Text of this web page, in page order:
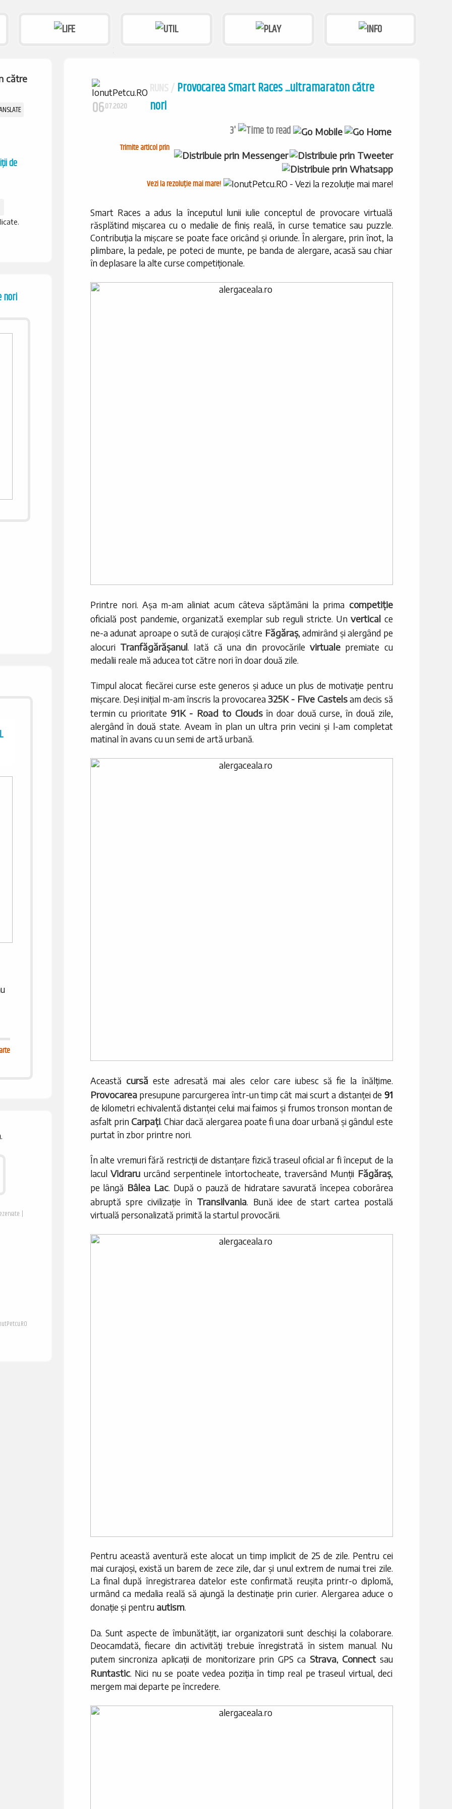
de
nori
|
06.07.2020
RUNS /Provocarea Smart Races ...ultramaraton către
nori
3'
Trimite articol prin
Vezi la rezoluție mai mare!
Smart Races a adus la începutul lunii iulie conceptul de provocare virtuală
răsplătind mișcarea cu o medalie de finiș reală, în curse tematice sau puzzle.
Contribuția la mișcare se poate face oricând și oriunde. În alergare, prin înot, la
plimbare, la pedale, pe poteci de munte, pe banda de alergare, acasă sau chiar
în deplasare la alte curse competiționale.
Printre nori. Așa m-am aliniat acum câteva săptămâni la prima competiție
oficială post pandemie, organizată exemplar sub reguli stricte. Unvertical ce
ne-a adunat aproape o sută de curajoși către Făgăraș, admirând și alergând pe
alocuri Tranfăgărășanul. Iată că una din provocările virtualepremiate cu
medalii reale mă aducea tot către nori în doar două zile.
Timpul alocat fiecărei curse este generos și aduce un plus de motivație pentru
mișcare. Deși inițial m-am înscris la provocarea325K - Five Castelsam decis să
termin cu prioritate 91K - Road to Cloudsîn doar două curse, în două zile,
alergând în două state. Aveam în plan un ultra prin vecini și l-am completat
matinal în avans cu un semi de artă urbană.
Această cursă este adresată mai ales celor care iubesc să fie la înălțime.
Provocareapresupune parcurgerea într-un timp cât mai scurt a distanței de 91
de kilometri echivalentă distanței celui mai faimos și frumos tronson montan de
asfalt prin Carpați. Chiar dacă alergarea poate fi una doar urbană și gândul este
purtat în zbor printre nori.
În alte vremuri fără restricții de distanțare fizică traseul oficial ar fi început de la
laculVidraru urcând serpentinele întortocheate, traversând Munții Făgăraș,
pe lângă Bâlea Lac. După o pauză de hidratare savurată începea coborârea
abruptă spre civilizație în Transilvania. Bună idee de start cartea postală
virtuală personalizată primită la startul provocării.
Pentru această aventură este alocat un timp implicit de 25 de zile. Pentru cei
mai curajoși, există un barem de zece zile, dar și unul extrem de numai trei zile.
La final după înregistrarea datelor este confirmată reușita printr-o diplomă,
urmând ca medalia reală să ajungă la destinație prin curier. Alergarea aduce o
donație și pentru autism.
Da. Sunt aspecte de îmbunătățit, iar organizatorii sunt deschiși la colaborare.
Deocamdată, fiecare din activități trebuie înregistrată în sistem manual. Nu
putem sincroniza aplicații de monitorizare prin GPS ca Strava, Connectsau
Runtastic. Nici nu se poate vedea poziția în timp real pe traseul virtual, deci
mergem mai departe pe încredere.